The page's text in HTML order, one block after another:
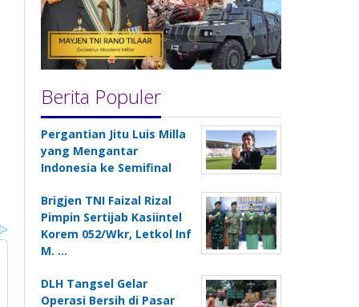
Berita Populer
Pergantian Jitu Luis Milla
yang Mengantar
Indonesia ke Semifinal
Brigjen TNI Faizal Rizal
Pimpin Sertijab Kasiintel
Korem 052/Wkr, Letkol Inf
M. …
DLH Tangsel Gelar
Operasi Bersih di Pasar